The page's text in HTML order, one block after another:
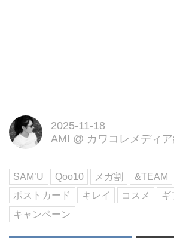
2025-11-18
AMI @ カワコレメディ
SAM’U Qoo10 メガ割 &TEAM
ポストカード
キレイ コスメ
ギ
キャンペーン